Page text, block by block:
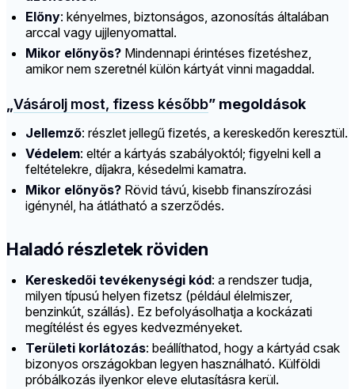
Előny: kényelmes, biztonságos, azonosítás általában
arccal vagy ujjlenyomattal.
Mikor előnyös? Mindennapi érintéses fizetéshez,
amikor nem szeretnél külön kártyát vinni magaddal.
„Vásárolj most, fizess később” megoldások
Jellemző: részlet jellegű fizetés, a kereskedőn keresztül.
Védelem: eltér a kártyás szabályoktól; figyelni kell a
feltételekre, díjakra, késedelmi kamatra.
Mikor előnyös? Rövid távú, kisebb finanszírozási
igénynél, ha átlátható a szerződés.
Haladó részletek röviden
Kereskedői tevékenységi kód: a rendszer tudja,
milyen típusú helyen fizetsz (például élelmiszer,
benzinkút, szállás). Ez befolyásolhatja a kockázati
megítélést és egyes kedvezményeket.
Területi korlátozás: beállíthatod, hogy a kártyád csak
bizonyos országokban legyen használható. Külföldi
próbálkozás ilyenkor eleve elutasításra kerül.